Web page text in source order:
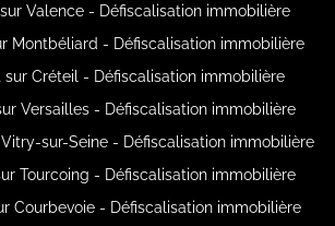
Valence - Défiscalisation immobilière
Montbéliard - Défiscalisation immobilière
sur Créteil - Défiscalisation immobilière
Versailles - Défiscalisation immobilière
sur-Seine - Défiscalisation immobilière
Tourcoing - Défiscalisation immobilière
Courbevoie - Défiscalisation immobilière